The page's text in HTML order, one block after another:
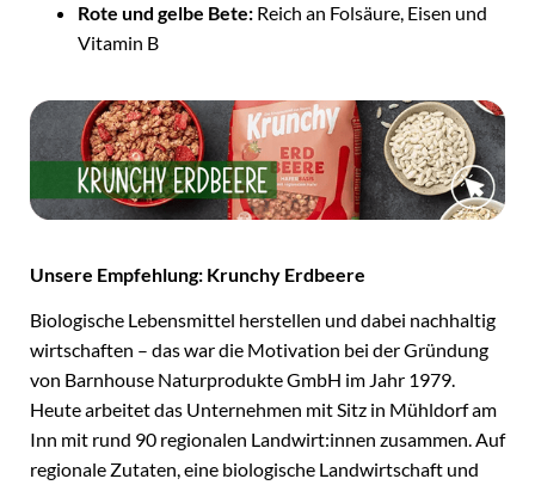
Rote und gelbe Bete: Reich an Folsäure, Eisen und
Vitamin B
Unsere Empfehlung: Krunchy Erdbeere
Biologische Lebensmittel herstellen und dabei nachhaltig
wirtschaften – das war die Motivation bei der Gründung
von Barnhouse Naturprodukte GmbH im Jahr 1979.
Heute arbeitet das Unternehmen mit Sitz in Mühldorf am
Inn mit rund 90 regionalen Landwirt:innen zusammen. Auf
regionale Zutaten, eine biologische Landwirtschaft und